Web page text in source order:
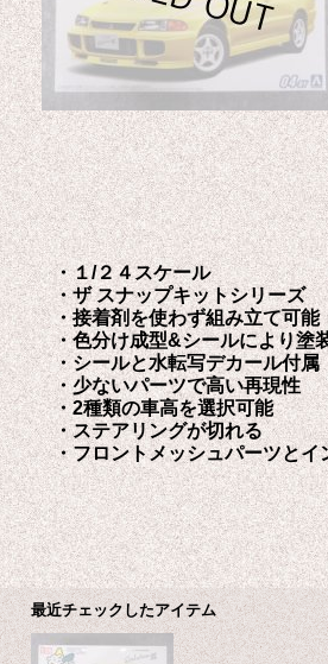
・１/２４スケール
・ザ スナップキットシリーズ
・接着剤を使わず組み立て可能
・色分け成型&シールにより塗
・シールと水転写デカール付属
・少ないパーツで高い再現性
・2種類の車高を選択可能
・ステアリングが切れる
・フロントメッシュパーツと
最近チェックしたアイテム